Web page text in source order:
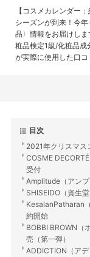
【コスメカレンダー
シーズンが到来！今
品〉情報をお届けし
粧品検定1級/化粧品成
が実際に使用した口
目次
2021年クリスマス
COSME
受付
Amplitude（アン
SHISEIDO（資生
KesalanPatharan
約開始
BOBBI BROWN（
売（第一弾）
ADDICTION（ア